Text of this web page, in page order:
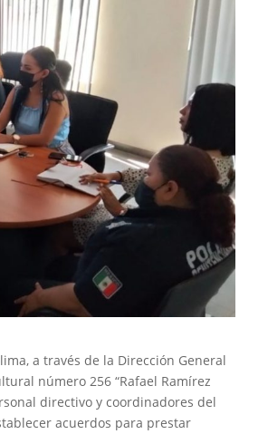
a través de la Dirección General
número 256 “Rafael Ramírez
directivo y coordinadores del
acuerdos para prestar